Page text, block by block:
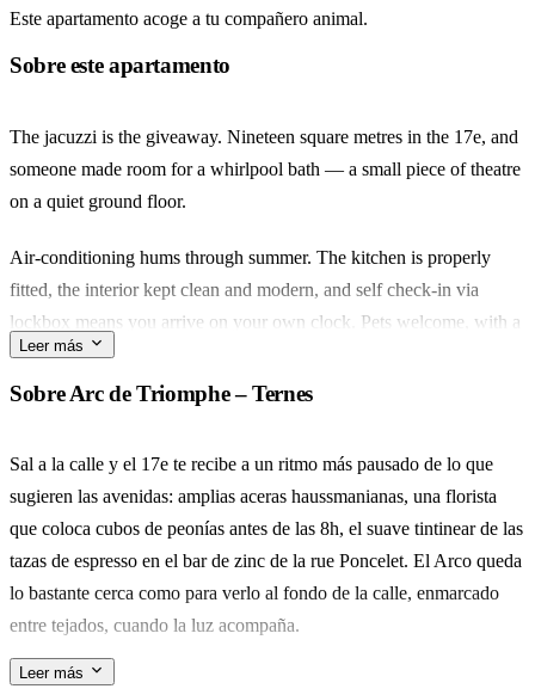
Este apartamento acoge a tu compañero animal.
Sobre este apartamento
The jacuzzi is the giveaway. Nineteen square metres in the 17e, and
someone made room for a whirlpool bath — a small piece of theatre
on a quiet ground floor.
Air-conditioning hums through summer. The kitchen is properly
fitted, the interior kept clean and modern, and self check-in via
lockbox means you arrive on your own clock. Pets welcome, with a
travel cot tucked away for the very small.
Ternes is the grown-up end of the 17e. Walk ten minutes to the Arc
a coffee at one of the terrasses along Avenue Niel.
A compact base for a couple, or two friends on a long weekend in
Paris. You'll remember the bath — and how close the Étoile felt after
dinner.
Leer más
Sobre Arc de Triomphe – Ternes
Sal a la calle y el 17e te recibe a un ritmo más pausado de lo que
sugieren las avenidas: amplias aceras haussmanianas, una florista
que coloca cubos de peonías antes de las 8h, el suave tintinear de las
tazas de espresso en el bar de zinc de la rue Poncelet. El Arco queda
lo bastante cerca como para verlo al fondo de la calle, enmarcado
entre tejados, cuando la luz acompaña.
Camina cinco minutos hasta el Marché Poncelet, el tramo peatonal
Leer más